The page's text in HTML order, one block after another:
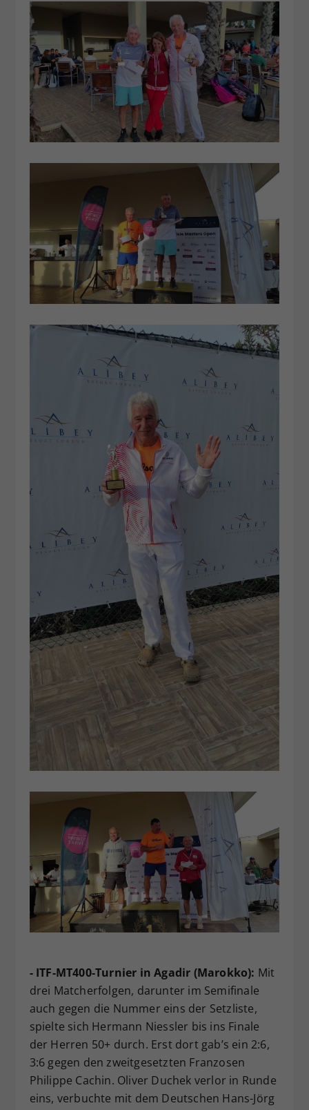
- ITF-MT400-Turnier in Agadir (Marokko): Mit
drei Matcherfolgen, darunter im Semifinale
auch gegen die Nummer eins der Setzliste,
spielte sich Hermann Niessler bis ins Finale
der Herren 50+ durch. Erst dort gab’s ein 2:6,
3:6 gegen den zweitgesetzten Franzosen
Philippe Cachin. Oliver Duchek verlor in Runde
eins, verbuchte mit dem Deutschen Hans-Jörg